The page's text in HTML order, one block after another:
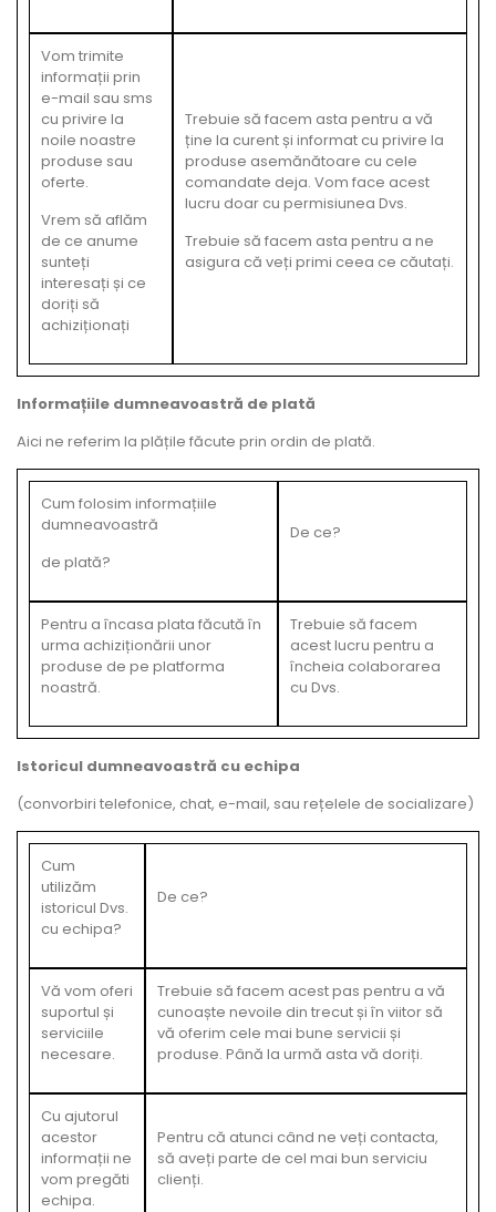
Vom trimite
informații prin
e-mail sau sms
cu privire la
noile noastre
produse sau
oferte.
Vrem să aflăm
de ce anume
sunteți
interesați și ce
doriți să
achiziționați
Trebuie să facem asta pentru a vă
ține la curent și informat cu privire la
produse asemănătoare cu cele
comandate deja. Vom face acest
lucru doar cu permisiunea Dvs.
Trebuie să facem asta pentru a ne
asigura că veți primi ceea ce căutați.
Informațiile dumneavoastră de plată
Aici ne referim la plățile făcute prin ordin de plată.
Cum folosim informațiile
dumneavoastră
de plată?
De ce?
Pentru a încasa plata făcută în
urma achiziționării unor
produse de pe platforma
noastră.
Trebuie să facem
acest lucru pentru a
încheia colaborarea
cu Dvs.
Istoricul dumneavoastră cu echipa
(convorbiri telefonice, chat, e-mail, sau rețelele de socializare)
Cum
utilizăm
istoricul Dvs.
cu echipa?
De ce?
Vă vom oferi
suportul și
serviciile
necesare.
Trebuie să facem acest pas pentru a vă
cunoaște nevoile din trecut și în viitor să
vă oferim cele mai bune servicii și
produse. Până la urmă asta vă doriți.
Cu ajutorul
acestor
informații ne
vom pregăti
echipa.
Pentru că atunci când ne veți contacta,
să aveți parte de cel mai bun serviciu
clienți.